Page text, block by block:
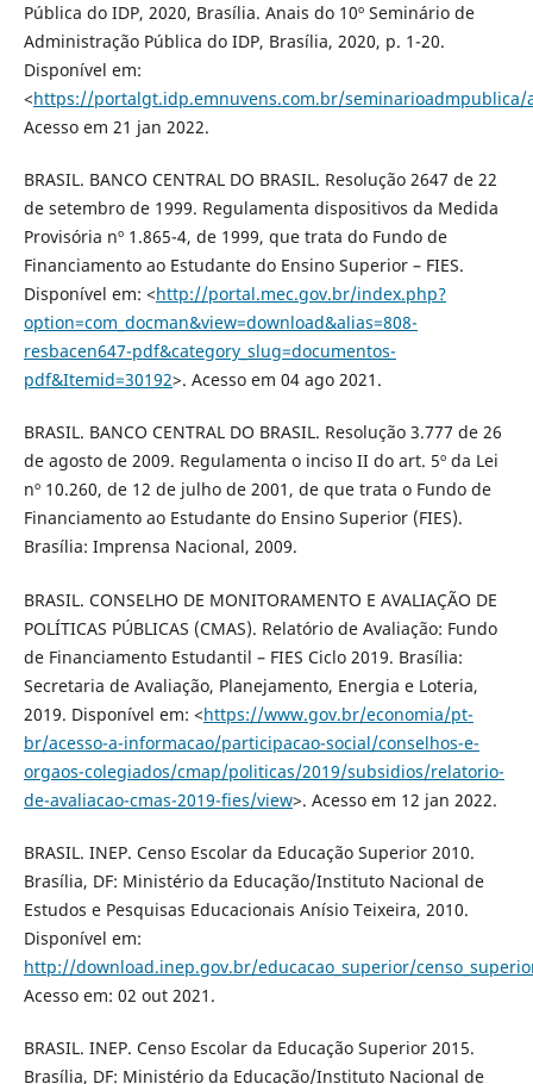
Pública do IDP, 2020, Brasília. Anais do 10º Seminário de
Administração Pública do IDP, Brasília, 2020, p. 1-20.
Disponível em:
<https://portalgt.idp.emnuvens.com.br/seminarioadmpublica/
Acesso em 21 jan 2022.
BRASIL. BANCO CENTRAL DO BRASIL. Resolução 2647 de 22
de setembro de 1999. Regulamenta dispositivos da Medida
Provisória nº 1.865-4, de 1999, que trata do Fundo de
Financiamento ao Estudante do Ensino Superior – FIES.
Disponível em: <http://portal.mec.gov.br/index.php?
option=com_docman&view=download&alias=808-
resbacen647-pdf&category_slug=documentos-
pdf&Itemid=30192>. Acesso em 04 ago 2021.
BRASIL. BANCO CENTRAL DO BRASIL. Resolução 3.777 de 26
de agosto de 2009. Regulamenta o inciso II do art. 5º da Lei
nº 10.260, de 12 de julho de 2001, de que trata o Fundo de
Financiamento ao Estudante do Ensino Superior (FIES).
Brasília: Imprensa Nacional, 2009.
BRASIL. CONSELHO DE MONITORAMENTO E AVALIAÇÃO DE
POLÍTICAS PÚBLICAS (CMAS). Relatório de Avaliação: Fundo
de Financiamento Estudantil – FIES Ciclo 2019. Brasília:
Secretaria de Avaliação, Planejamento, Energia e Loteria,
2019. Disponível em: <https://www.gov.br/economia/pt-
br/acesso-a-informacao/participacao-social/conselhos-e-
orgaos-colegiados/cmap/politicas/2019/subsidios/relatorio-
de-avaliacao-cmas-2019-fies/view>. Acesso em 12 jan 2022.
BRASIL. INEP. Censo Escolar da Educação Superior 2010.
Brasília, DF: Ministério da Educação/Instituto Nacional de
Estudos e Pesquisas Educacionais Anísio Teixeira, 2010.
Disponível em:
http://download.inep.gov.br/educacao_superior/
Acesso em: 02 out 2021.
BRASIL. INEP. Censo Escolar da Educação Superior 2015.
Brasília, DF: Ministério da Educação/Instituto Nacional de